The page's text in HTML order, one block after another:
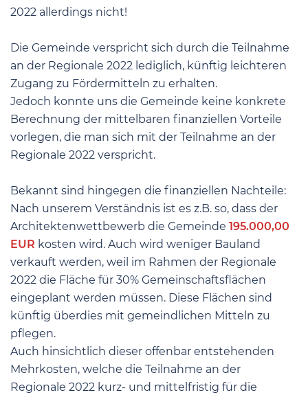
2022 allerdings nicht!
Die Gemeinde verspricht sich durch die Teilnahme
an der Regionale 2022 lediglich, künftig leichteren
Zugang zu Fördermitteln zu erhalten.
Jedoch konnte uns die Gemeinde keine konkrete
Berechnung der mittelbaren finanziellen Vorteile
vorlegen, die man sich mit der Teilnahme an der
Regionale 2022 verspricht.
Bekannt sind hingegen die finanziellen Nachteile:
Nach unserem Verständnis ist es z.B. so, dass der
Architektenwettbewerb die Gemeinde 195.000,00
EUR kosten wird. Auch wird weniger Bauland
verkauft werden, weil im Rahmen der Regionale
2022 die Fläche für 30% Gemeinschaftsflächen
eingeplant werden müssen. Diese Flächen sind
künftig überdies mit gemeindlichen Mitteln zu
pflegen.
Auch hinsichtlich dieser offenbar entstehenden
Mehrkosten, welche die Teilnahme an der
Regionale 2022 kurz- und mittelfristig für die